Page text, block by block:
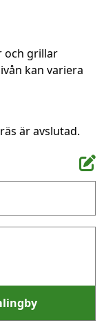
och grillar
kan variera
är avslutad.